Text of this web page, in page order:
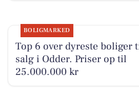
BOLIGMARKED
Top 6 over dyreste boliger
salg i Odder. Priser op til
25.000.000 kr